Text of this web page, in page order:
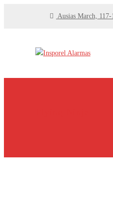
Ausias March,